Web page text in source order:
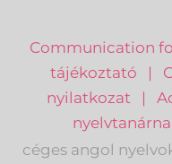
Communication
tájékoztató |
nyilatkozat |
céges angol